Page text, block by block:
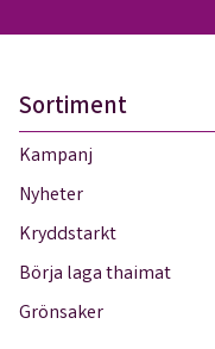
Sortiment
Kampanj
Nyheter
Kryddstarkt
Börja laga thaimat
Grönsaker